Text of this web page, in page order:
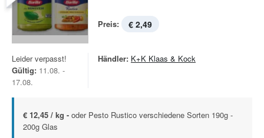
Preis: € 2,49
Leider verpasst!
Gültig: 11.08. -
17.08.
Händler: K+K Klaas & Kock
€ 12,45 / kg - oder Pesto Rustico verschiedene Sorten 190g -
200g Glas